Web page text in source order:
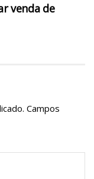
venda de
Campos